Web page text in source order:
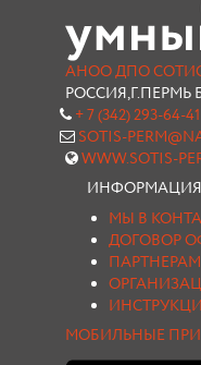
АНОО ДПО
РОССИЯ,Г.ПЕРМЬ
+ 7 (342) 293-64-41
SOTIS-
WWW.SOTIS-
ИНФОРМАЦИЯ
МЫ В
ДОГОВОР
ПАРТНЕРАМ
МОБИЛЬНЫЕ